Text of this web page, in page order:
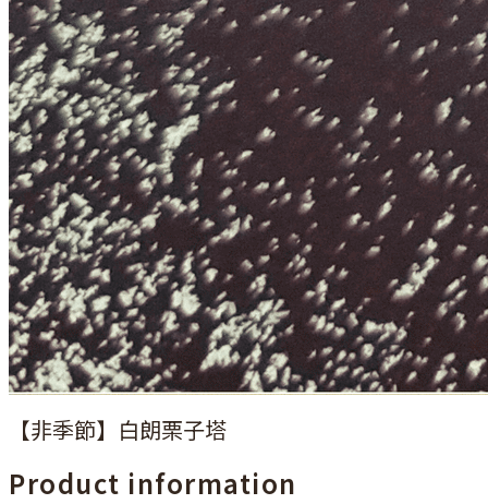
【非季節】白朗栗子塔
Product information